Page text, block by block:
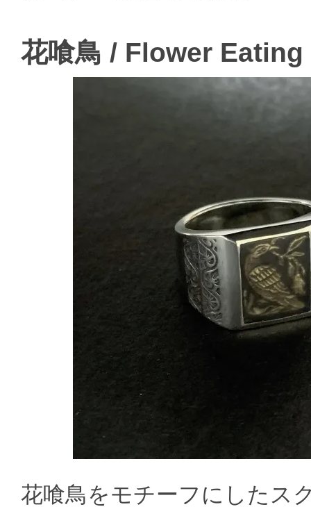
花喰鳥 / Flower
花喰鳥をモチーフにしたス